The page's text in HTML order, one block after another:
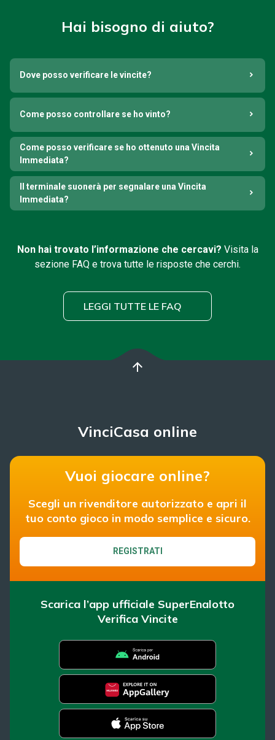
Hai bisogno di aiuto?
Dove posso verificare le vincite?
Come posso controllare se ho vinto?
Come posso verificare se ho ottenuto una Vincita
Immediata?
Il terminale suonerà per segnalare una Vincita
Immediata?
Non hai trovato l’informazione che cercavi? Visita la
sezione FAQ e trova tutte le risposte che cerchi.
LEGGI TUTTE LE FAQ
arrow_upward
VinciCasa online
Vuoi giocare online?
Scegli un rivenditore autorizzato e apri il
tuo conto gioco in modo semplice e sicuro.
REGISTRATI
Scarica l’app ufficiale SuperEnalotto
Verifica Vincite
SuperEnalotto